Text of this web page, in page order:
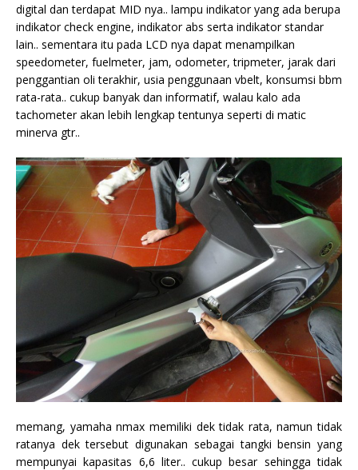
digital dan terdapat MID nya.. lampu indikator yang ada berupa
indikator check engine, indikator abs serta indikator standar
lain.. sementara itu pada LCD nya dapat menampilkan
speedometer, fuelmeter, jam, odometer, tripmeter, jarak dari
penggantian oli terakhir, usia penggunaan vbelt, konsumsi bbm
rata-rata.. cukup banyak dan informatif, walau kalo ada
tachometer akan lebih lengkap tentunya seperti di matic
minerva gtr..
memang, yamaha nmax memiliki dek tidak rata, namun tidak
ratanya dek tersebut digunakan sebagai tangki bensin yang
mempunyai kapasitas 6,6 liter.. cukup besar sehingga tidak